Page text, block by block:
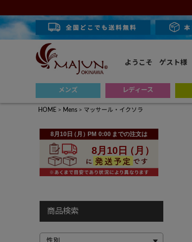
ようこそ ゲスト様
メンズ レディース
HOME Mens マッサール・イクソラ
商品検索